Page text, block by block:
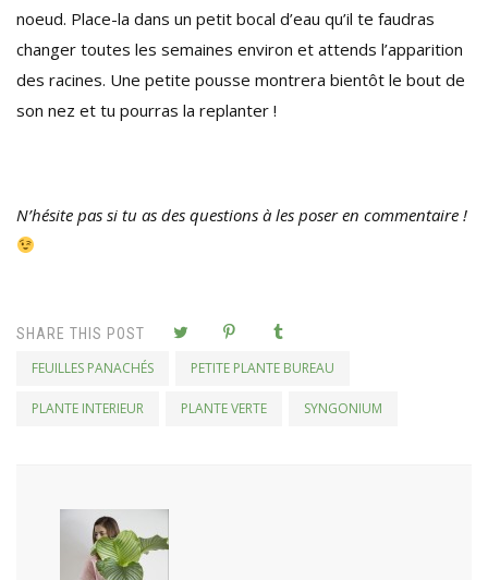
noeud. Place-la dans un petit bocal d’eau qu’il te faudras
changer toutes les semaines environ et attends l’apparition
des racines. Une petite pousse montrera bientôt le bout de
son nez et tu pourras la replanter !
N’hésite pas si tu as des questions à les poser en commentaire !
SHARE THIS POST
FEUILLES PANACHÉS PETITE PLANTE BUREAU
PLANTE INTERIEUR PLANTE VERTE SYNGONIUM